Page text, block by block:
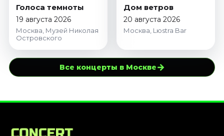
Голоса темноты
19 августа 2026
Москва, Музей Николая
Островского
Дом ветров
20 августа 2026
Москва, Lюstra Bar
Все концерты в Москве→